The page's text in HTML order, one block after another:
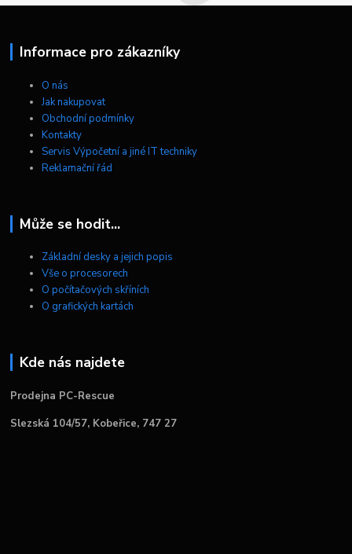
Informace pro zákazníky
O nás
Jak nakupovat
Obchodní podmínky
Kontakty
Servis Výpočetní a jiné IT techniky
Reklamační řád
Může se hodit...
Základní desky a jejich popis
Vše o procesorech
O počítačových skříních
O grafických kartách
Kde nás najdete
Prodejna PC-Rescue
Slezská 104/57, Kobeřice, 747 27